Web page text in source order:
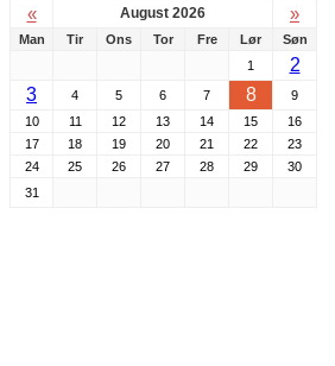
« August 2026 »
Man Tir Ons Tor Fre Lør
Søn
1
2
3
4 5 6 7 8
9
10
11 12 13 14 15
16
17
18 19 20 21 22
23
24
25 26 27 28 29
30
31